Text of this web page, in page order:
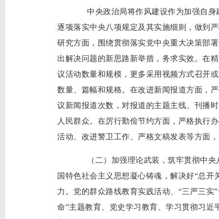
中央政治局将作风建设作为加强自身
逐项落实中央八项规定及其实施细则，做到
研究方面，围绕贯彻落实党中央重大决策部
出解决问题的新思路新举措，务求实效。在
议活动数量和规模，更多采用视频方式召开
数量、篇幅和规格。在改进新闻报道方面，
议新闻报道次数，对报道的主题主线、刊播
人民群众。在厉行勤俭节约方面，严格执行
活动、改进警卫工作、严格文稿发表等方面
（二）加强理论武装，筑牢贯彻中央
国特色社会主义思想凝心铸魂，解决好“总
力。党的群众路线教育实践活动、“三严三实
命”主题教育、党史学习教育、学习贯彻习